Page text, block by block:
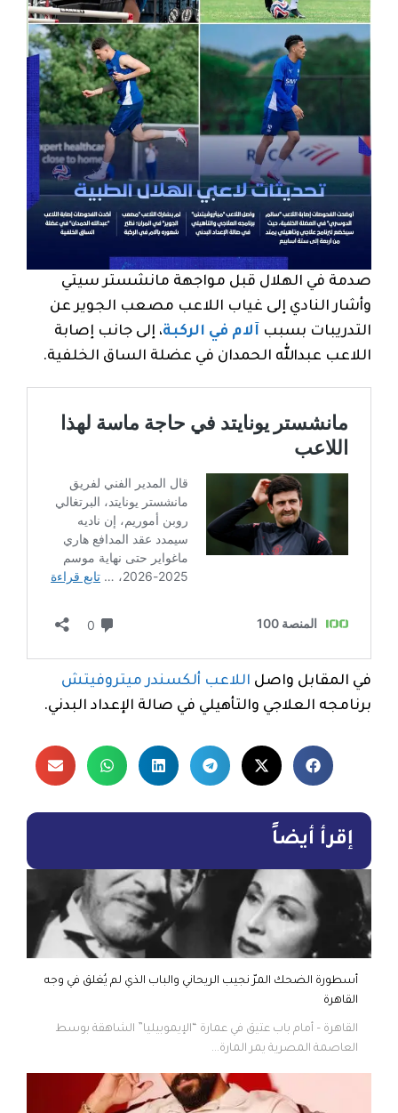
صدمة في الهلال قبل مواجهة مانشستر سيتي
وأشار النادي إلى غياب اللاعب مصعب الجوير عن
التدريبات بسبب آلام في الركبة، إلى جانب إصابة
اللاعب عبدالله الحمدان في عضلة الساق الخلفية.
في المقابل واصل اللاعب ألكسندر ميتروفيتش
برنامجه العلاجي والتأهيلي في صالة الإعداد البدني.
إقرأ أيضاً
أسطورة الضحك المرّ نجيب الريحاني والباب الذي لم يُغلق في وجه
القاهرة
القاهرة – أمام باب عتيق في عمارة “الإيموبيليا” الشاهقة بوسط
العاصمة المصرية يمر المارة...